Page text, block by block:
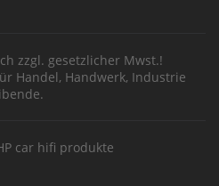
zzgl. gesetzlicher Mwst.!
Handel, Handwerk, Industrie
car hifi produkte